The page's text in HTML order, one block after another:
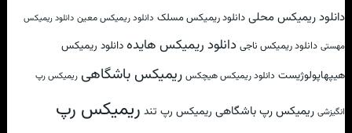
دانلود ریمیکس محلی دانلود ریمیکس مسلک دانلود ریمیکس معین دانلود ریمیکس
مهستی دانلود ریمیکس ناجی دانلود ریمیکس هایدهدانلود ریمیکس
هیپهاپولوژیست دانلود ریمیکس هیچکس ریمیکس باشگاهی ریمیکس رپ
انگیزشی ریمیکس رپ باشگاهی ریمیکس رپ تند ریمیکس رپ